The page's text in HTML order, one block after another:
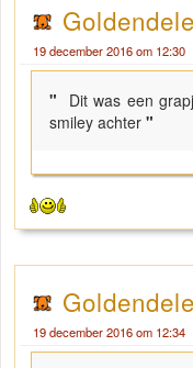
19 december 2016 om 12:30
"
Dit was een
smiley achter "
19 december 2016 om 12:34